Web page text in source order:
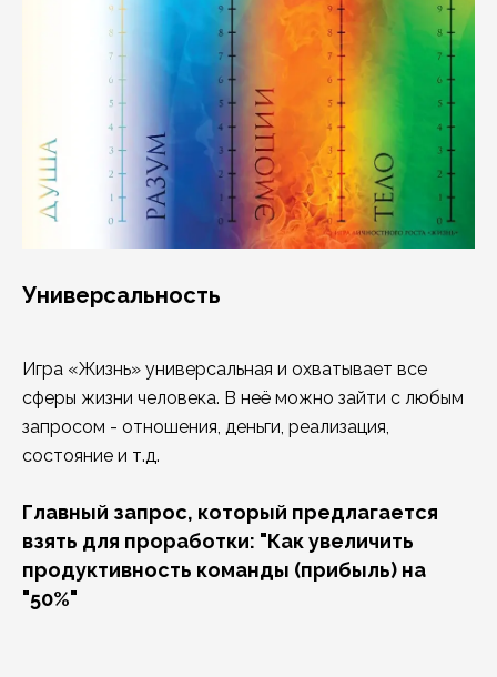
Универсальность
Игра «Жизнь» универсальная и охватывает все
сферы жизни человека. В неё можно зайти с любым
запросом - отношения, деньги, реализация,
состояние и т.д.
Главный запрос, который предлагается
взять для проработки: "Как увеличить
продуктивность команды (прибыль) на
"50%"